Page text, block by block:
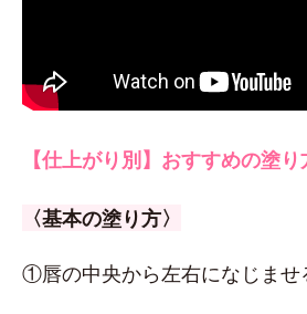
【仕上がり別】おすすめの塗
〈基本の塗り方〉
①唇の中央から左右になじませ